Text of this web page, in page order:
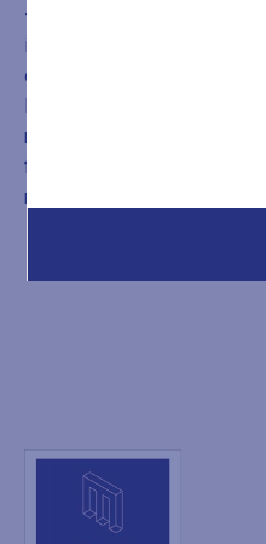
–
indirizzo, telefono, codice
di nascita, documenti di
Particolari di cui all’Art. 9,
riferiti alle condizioni di
fine di poter eseguire idonei
medesimo.